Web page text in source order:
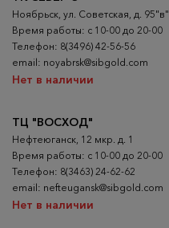
Ноябрьск, ул. Советская, д. 95"в"
Время работы: с 10-00 до 20-00
Телефон: 8(3496) 42-56-56
email: noyabrsk@sibgold.com
Нет в наличии
ТЦ "ВОСХОД"
Нефтеюганск, 12 мкр. д. 1
Время работы: с 10-00 до 20-00
Телефон: 8(3463) 24-62-62
email: nefteugansk@sibgold.com
Нет в наличии